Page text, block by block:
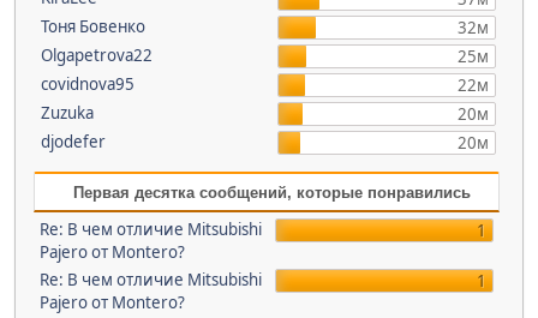
Тоня Бовенко
32м
Olgapetrova22
25м
covidnova95
22м
Zuzuka
20м
djodefer
20м
Первая десятка сообщений, которые понравились
Re: В чем отличие Mitsubishi
Pajero от Montero?
1
Re: В чем отличие Mitsubishi
Pajero от Montero?
1